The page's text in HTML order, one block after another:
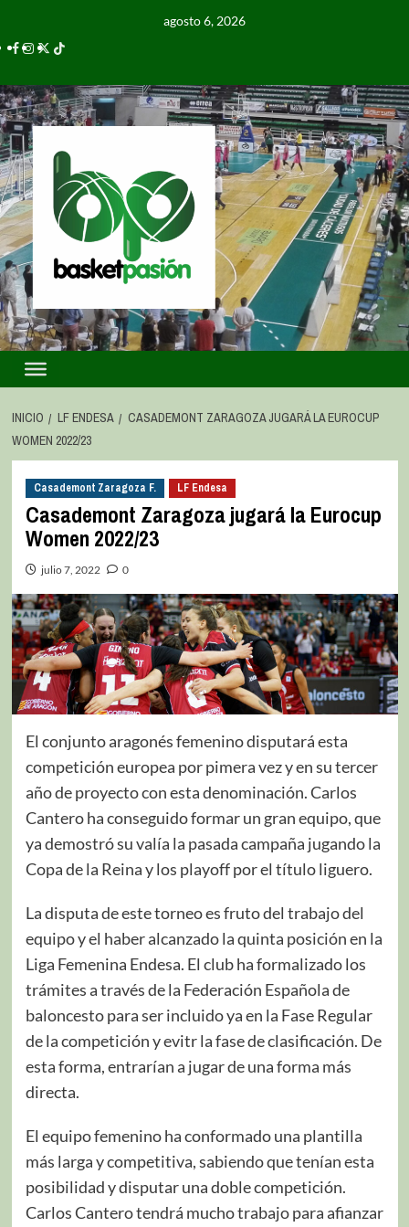
agosto 6, 2026
INICIO LF ENDESA
CASADEMONT ZARAGOZA JUGARÁ LA EUROCUP
WOMEN 2022/23
Casademont Zaragoza F. LF Endesa
Casademont Zaragoza jugará la Eurocup
Women 2022/23
julio 7, 2022 0
El conjunto aragonés femenino disputará esta
competición europea por pimera vez y en su tercer
año de proyecto con esta denominación. Carlos
Cantero ha conseguido formar un gran equipo, que
ya demostró su valía la pasada campaña jugando la
Copa de la Reina y los playoff por el título liguero.
La disputa de este torneo es fruto del trabajo del
equipo y el haber alcanzado la quinta posición en la
Liga Femenina Endesa. El club ha formalizado los
trámites a través de la Federación Española de
baloncesto para ser incluido ya en la Fase Regular
de la competición y evitr la fase de clasificación. De
esta forma, entrarían a jugar de una forma más
directa.
El equipo femenino ha conformado una plantilla
más larga y competitiva, sabiendo que tenían esta
posibilidad y disputar una doble competición.
Carlos Cantero tendrá mucho trabajo para afianzar